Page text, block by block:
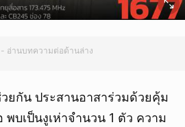
อ่านบทความต่อด้านล่าง
ยกัน ประสานอาสาร่วมด้วยคุ้ม
พบเป็นงูเห่าจำนวน 1 ตัว ความ